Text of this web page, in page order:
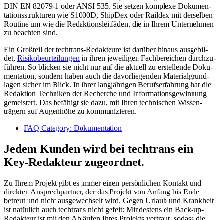
DIN EN 82079-1 oder ANSI 535. Sie setzen komplexe Doku­men­
ta­tions­struk­turen wie S1000D, ShipDex oder Raildex mit der­selben
Routine um wie die Re­dak­tions­leit­fäden, die in Ihrem Unter­nehmen
zu beachten sind.
Ein Großteil der techtrans-Redakteure ist darüber hinaus aus­ge­bil­
det, Risiko­beur­tei­lungen in ihren je­wei­ligen Fach­be­reichen durch­zu­
führen. So blicken sie nicht nur auf die aktuell zu er­stel­lende Doku­
men­ta­tion, sondern haben auch die davor­lie­gen­den Material­grund­
lagen sicher im Blick. In ihrer lang­jährigen Berufs­er­fah­rung hat die
Redaktion Techniken der Recherche und In­for­ma­tions­ge­win­nung
ge­meis­tert. Das be­fähigt sie dazu, mit Ihren technischen Wissen­
trägern auf Augen­höhe zu kommu­ni­zieren.
FAQ Category: Dokumentation
Jedem Kunden wird bei techtrans ein
Key‑Redakteur zugeordnet.
Zu Ihrem Projekt gibt es immer einen per­sön­lichen Kon­takt und
direkten An­sprech­partner, der das Projekt von Anfang bis Ende
betreut und nicht aus­ge­wech­selt wird. Gegen Urlaub und Krank­heit
ist natürlich auch techtrans nicht gefeit: Min­des­tens ein Back-up-
Redakteur ist mit den Ab­läufen Ihres Pro­jekts ver­traut, sodass die